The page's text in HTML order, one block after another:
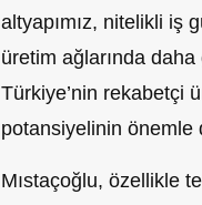
altyapımız, nitelikli iş
üretim ağlarında
Türkiye’nin rekabetçi
potansiyelinin önemle
Mıstaçoğlu, özellikle